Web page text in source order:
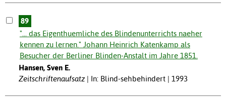
89
"... das Eigenthuemliche des Blindenunterrichts naeher
kennen zu lernen." Johann Heinrich Katenkamp als
Besucher der Berliner Blinden-Anstalt im Jahre 1851.
Hansen, Sven E.
Zeitschriftenaufsatz
In: Blind-sehbehindert | 1993